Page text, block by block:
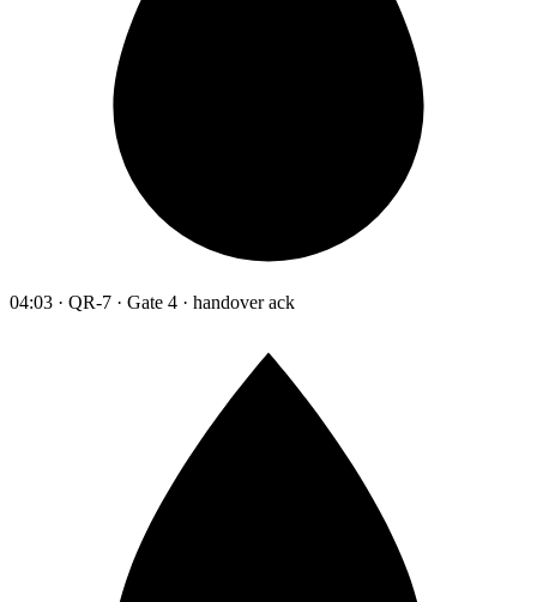
04:03 · QR-7 · Gate 4 · handover ack